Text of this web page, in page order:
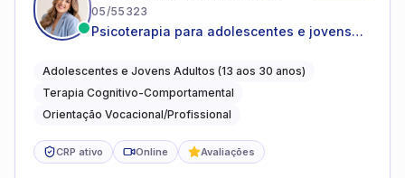
05/55323
Psicoterapia para adolescentes e jovens
autoestima, relações e orientação
profissional
Adolescentes e Jovens Adultos (13 aos 30 anos)
Terapia Cognitivo-Comportamental
Orientação Vocacional/Profissional
CRP ativo Online Avaliações